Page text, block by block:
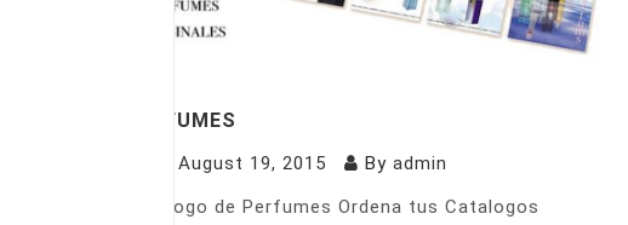
PERFUMES
August 19, 2015 By admin
Catálogo de Perfumes Ordena tus Catalogos